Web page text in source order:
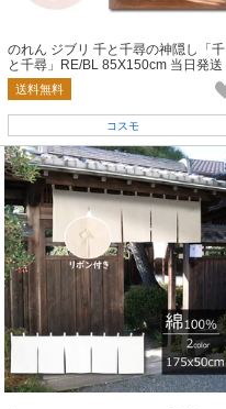
のれん ジブリ 千と千尋の神隠し「千
と千尋」RE/BL 85X150cm 当日発送
即納
送料無料
コスモ